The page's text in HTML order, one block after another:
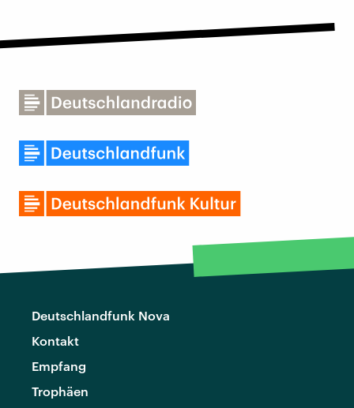
Deutschlandfunk Nova
Kontakt
Empfang
Trophäen